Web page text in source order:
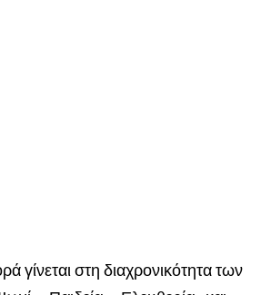
γίνεται στη διαχρονικότητα των